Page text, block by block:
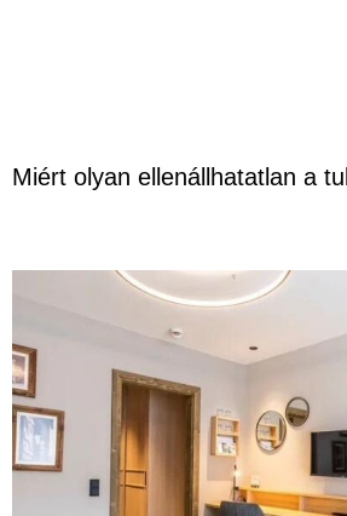
Miért olyan ellenállhatatlan a